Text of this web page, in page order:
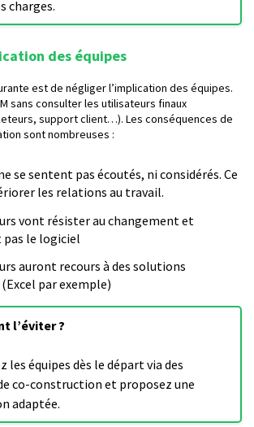
charges.
des équipes
est de négliger l’implication des équipes.
sans consulter les utilisateurs finaux
support client…). Les conséquences de
sont nombreuses :
se sentent pas écoutés, ni considérés. Ce
les relations au travail.
vont résister au changement et
le logiciel
auront recours à des solutions
par exemple)
l’éviter ?
les équipes dès le départ via des
co-construction et proposez une
adaptée.